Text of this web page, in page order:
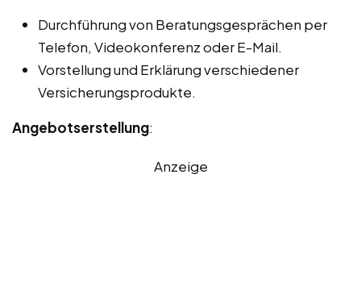
Durchführung von Beratungsgesprächen per
Telefon, Videokonferenz oder E-Mail.
Vorstellung und Erklärung verschiedener
Versicherungsprodukte.
Angebotserstellung:
Anzeige